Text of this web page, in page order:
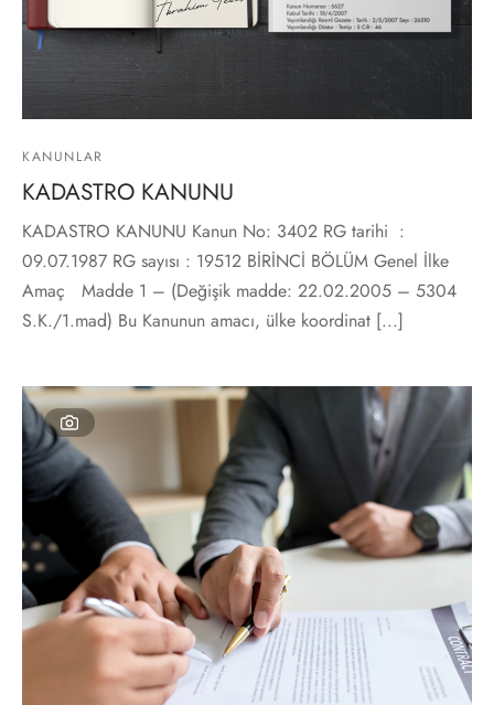
KANUNLAR
KADASTRO KANUNU
KADASTRO KANUNU Kanun No: 3402 RG tarihi :
09.07.1987 RG sayısı : 19512 BİRİNCİ BÖLÜM Genel İlke
Amaç Madde 1 – (Değişik madde: 22.02.2005 – 5304
S.K./1.mad) Bu Kanunun amacı, ülke koordinat [...]